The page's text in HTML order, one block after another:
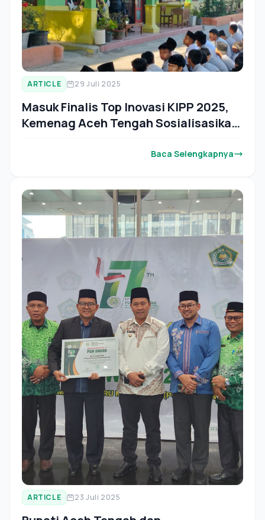
ARTICLE 29 Juli 2025
Masuk Finalis Top Inovasi KIPP 2025,
Kemenag Aceh Tengah Sosialisasikan
Baca Selengkapnya
ARTICLE 23 Juli 2025